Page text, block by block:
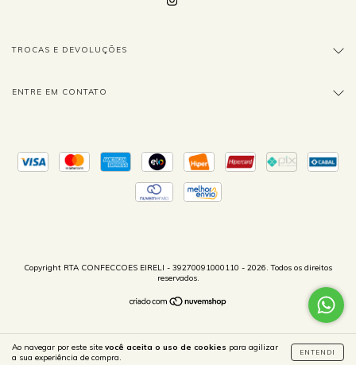
Ao navegar por este site você aceita o uso de cookies para agilizar
a sua experiência de compra.
ENTENDI
TROCAS E DEVOLUÇÕES
ENTRE EM CONTATO
Copyright RTA CONFECCOES EIRELI - 39270091000110 - 2026. Todos os direitos
reservados.